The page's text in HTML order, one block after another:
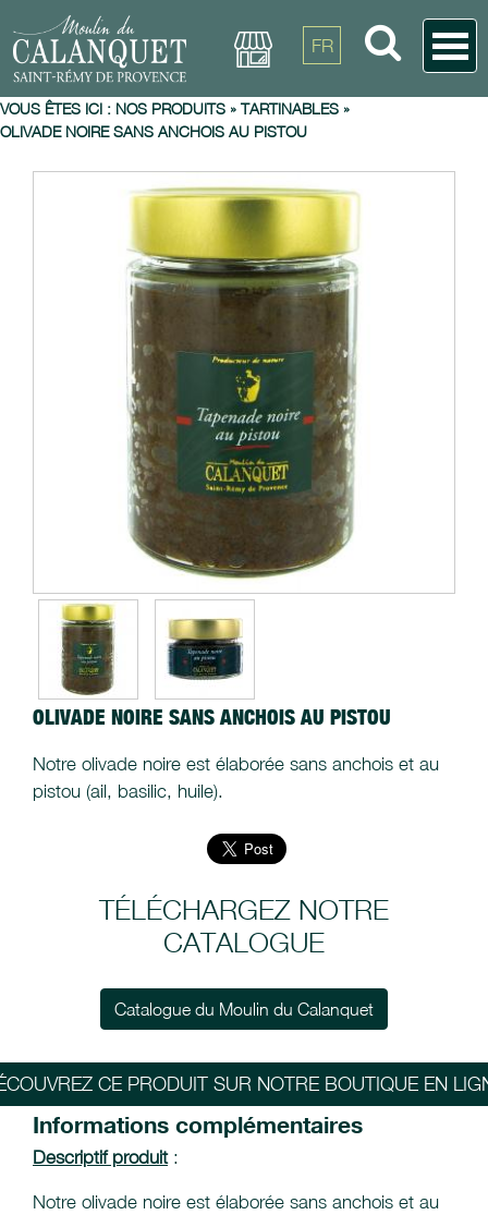
FR
VOUS ÊTES ICI : NOS PRODUITS » TARTINABLES »
OLIVADE NOIRE SANS ANCHOIS AU PISTOU
OLIVADE NOIRE SANS ANCHOIS AU PISTOU
Notre olivade noire est élaborée sans anchois et au
pistou (ail, basilic, huile).
TÉLÉCHARGEZ NOTRE
CATALOGUE
Catalogue du Moulin du Calanquet
CE PRODUIT SUR NOTRE BOUTIQUE EN
Informations complémentaires
Descriptif produit:
Notre olivade noire est élaborée sans anchois et au